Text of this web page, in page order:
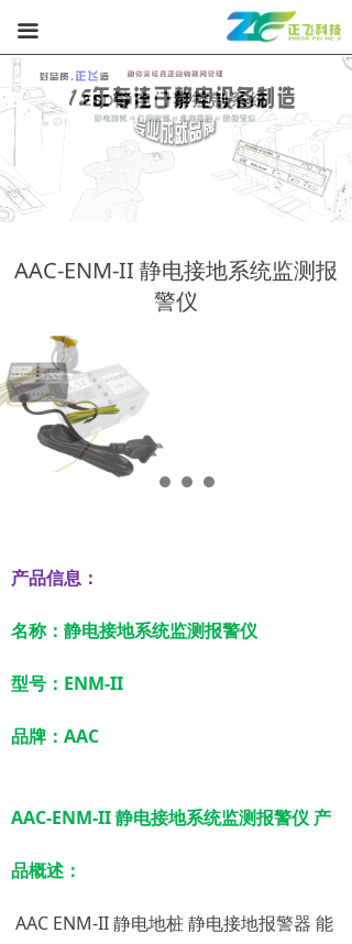
끀
AAC-ENM-II 静电接地系统监测报
警仪
产品信息：
名称：静电接地系统监测报警仪
型号：ENM-II
品牌：AAC
AAC-ENM-II 静电接地系统监测报警仪 产
品概述：
AAC ENM-II 静电地桩 静电接地报警器 能